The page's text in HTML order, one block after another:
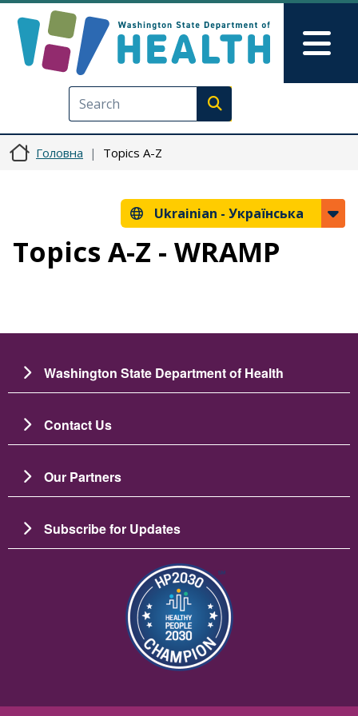
Execute search
Головна Topics A-Z
Ukrainian - Українська
Topics A-Z - WRAMP
Washington State Department of Health
Contact Us
Our Partners
Subscribe for Updates
Зображення